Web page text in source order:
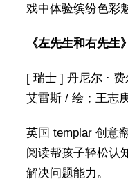
戏中体验缤纷色彩
《左先生和右先生》
[ 瑞士 ] 丹尼尔 ·
艾雷斯 / 绘；王志
英国 templar 创意
阅读帮孩子轻松认
解决问题能力。